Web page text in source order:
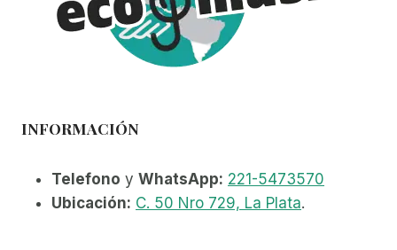
INFORMACIÓN
Telefono y WhatsApp: 221-5473570
Ubicación: C. 50 Nro 729, La Plata.